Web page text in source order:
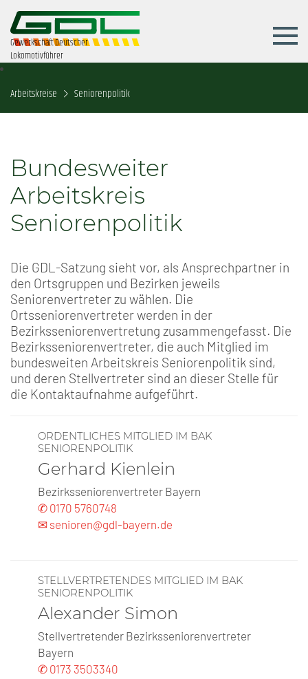
Gewerkschaft Deutscher
Lokomotivführer
Arbeitskreise Seniorenpolitik
Bundesweiter
Arbeitskreis
Seniorenpolitik
Die GDL-Satzung sieht vor, als Ansprechpartner in
den Ortsgruppen und Bezirken jeweils
Seniorenvertreter zu wählen. Die
Ortsseniorenvertreter werden in der
Bezirksseniorenvertretung zusammengefasst. Die
Bezirksseniorenvertreter, die auch Mitglied im
bundesweiten Arbeitskreis Seniorenpolitik sind,
und deren Stellvertreter sind an dieser Stelle für
die Kontaktaufnahme aufgeführt.
ORDENTLICHES MITGLIED IM BAK
SENIORENPOLITIK
Gerhard Kienlein
Bezirksseniorenvertreter Bayern
✆ 0170 5760748
✉ senioren@gdl-bayern.de
STELLVERTRETENDES MITGLIED IM BAK
SENIORENPOLITIK
Alexander Simon
Stellvertretender Bezirksseniorenvertreter
Bayern
✆ 0173 3503340